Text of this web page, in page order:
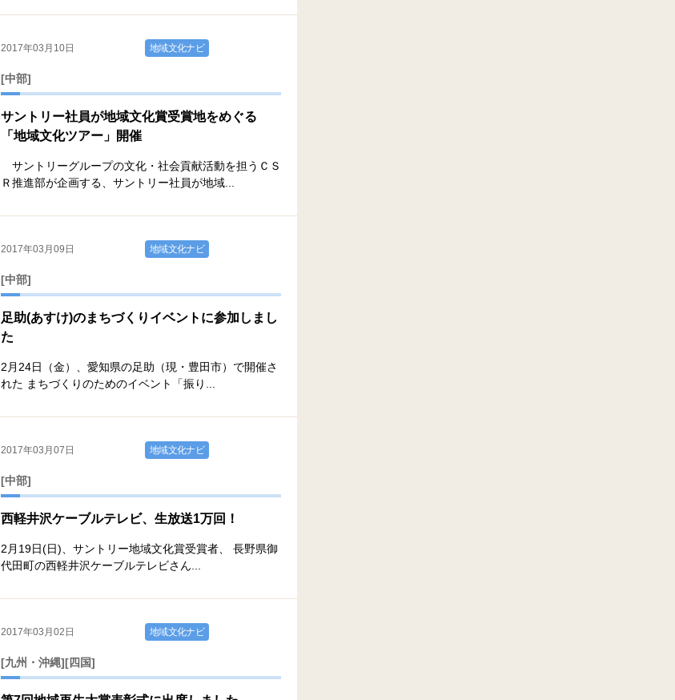
地域文化ナビ
2017年03月10日
[中部]
サントリー社員が地域文化賞受賞地をめぐる
「地域文化ツアー」開催
サントリーグループの文化・社会貢献活動を担うＣＳ
Ｒ推進部が企画する、サントリー社員が地域...
地域文化ナビ
2017年03月09日
[中部]
足助(あすけ)のまちづくりイベントに参加しまし
た
2月24日（金）、愛知県の足助（現・豊田市）で開催さ
れた まちづくりのためのイベント「振り...
地域文化ナビ
2017年03月07日
[中部]
西軽井沢ケーブルテレビ、生放送1万回！
2月19日(日)、サントリー地域文化賞受賞者、 長野県御
代田町の西軽井沢ケーブルテレビさん...
地域文化ナビ
2017年03月02日
[九州・沖縄][四国]